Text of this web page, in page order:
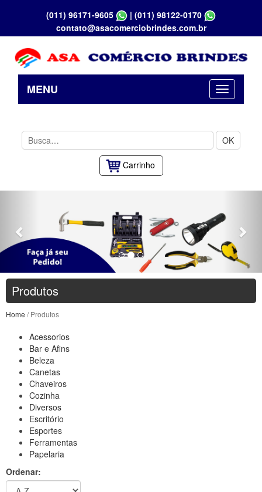
(011) 96171-9605 | (011) 98122-0170
contato@asacomerciobrindes.com.br
MENU
OK
Carrinho
Produtos
Home / Produtos
Acessorios
Bar e Afins
Beleza
Canetas
Chaveiros
Cozinha
Diversos
Escritório
Esportes
Ferramentas
Papelaria
Ordenar: